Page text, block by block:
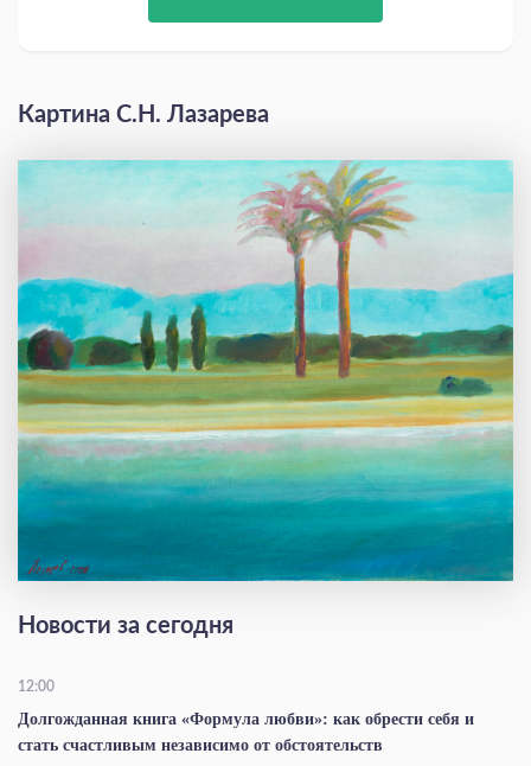
Картина С.Н. Лазарева
Новости за сегодня
12:00
Долгожданная книга «Формула любви»: как обрести себя и
стать счастливым независимо от обстоятельств